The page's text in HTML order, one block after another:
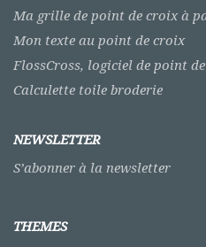
Ma grille de point de croix à
Mon texte au point de croix
FlossCross, logiciel de point
Calculette toile broderie
NEWSLETTER
S’abonner à la newsletter
THEMES